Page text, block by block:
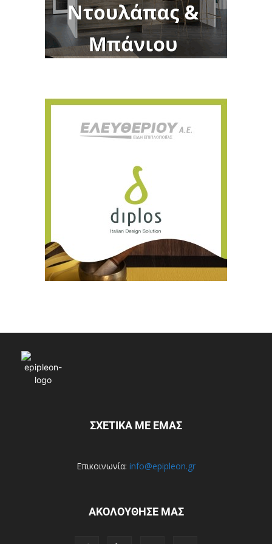
ΣΧΕΤΙΚΑ ΜΕ ΕΜΑΣ
Επικοινωνία: info@epipleon.gr
ΑΚΟΛΟΥΘΗΣΕ ΜΑΣ
Για να μαθαίνετε πρώτοι τα νέα και όλες
τις τάσεις του κλάδου, εγγραφείτε στο
newsletter μας!
ΕΓΓΡΑΦΉ
Ευχαριστώ, αλλά δεν ενδιαφέρομαι αυτή την στιγμή